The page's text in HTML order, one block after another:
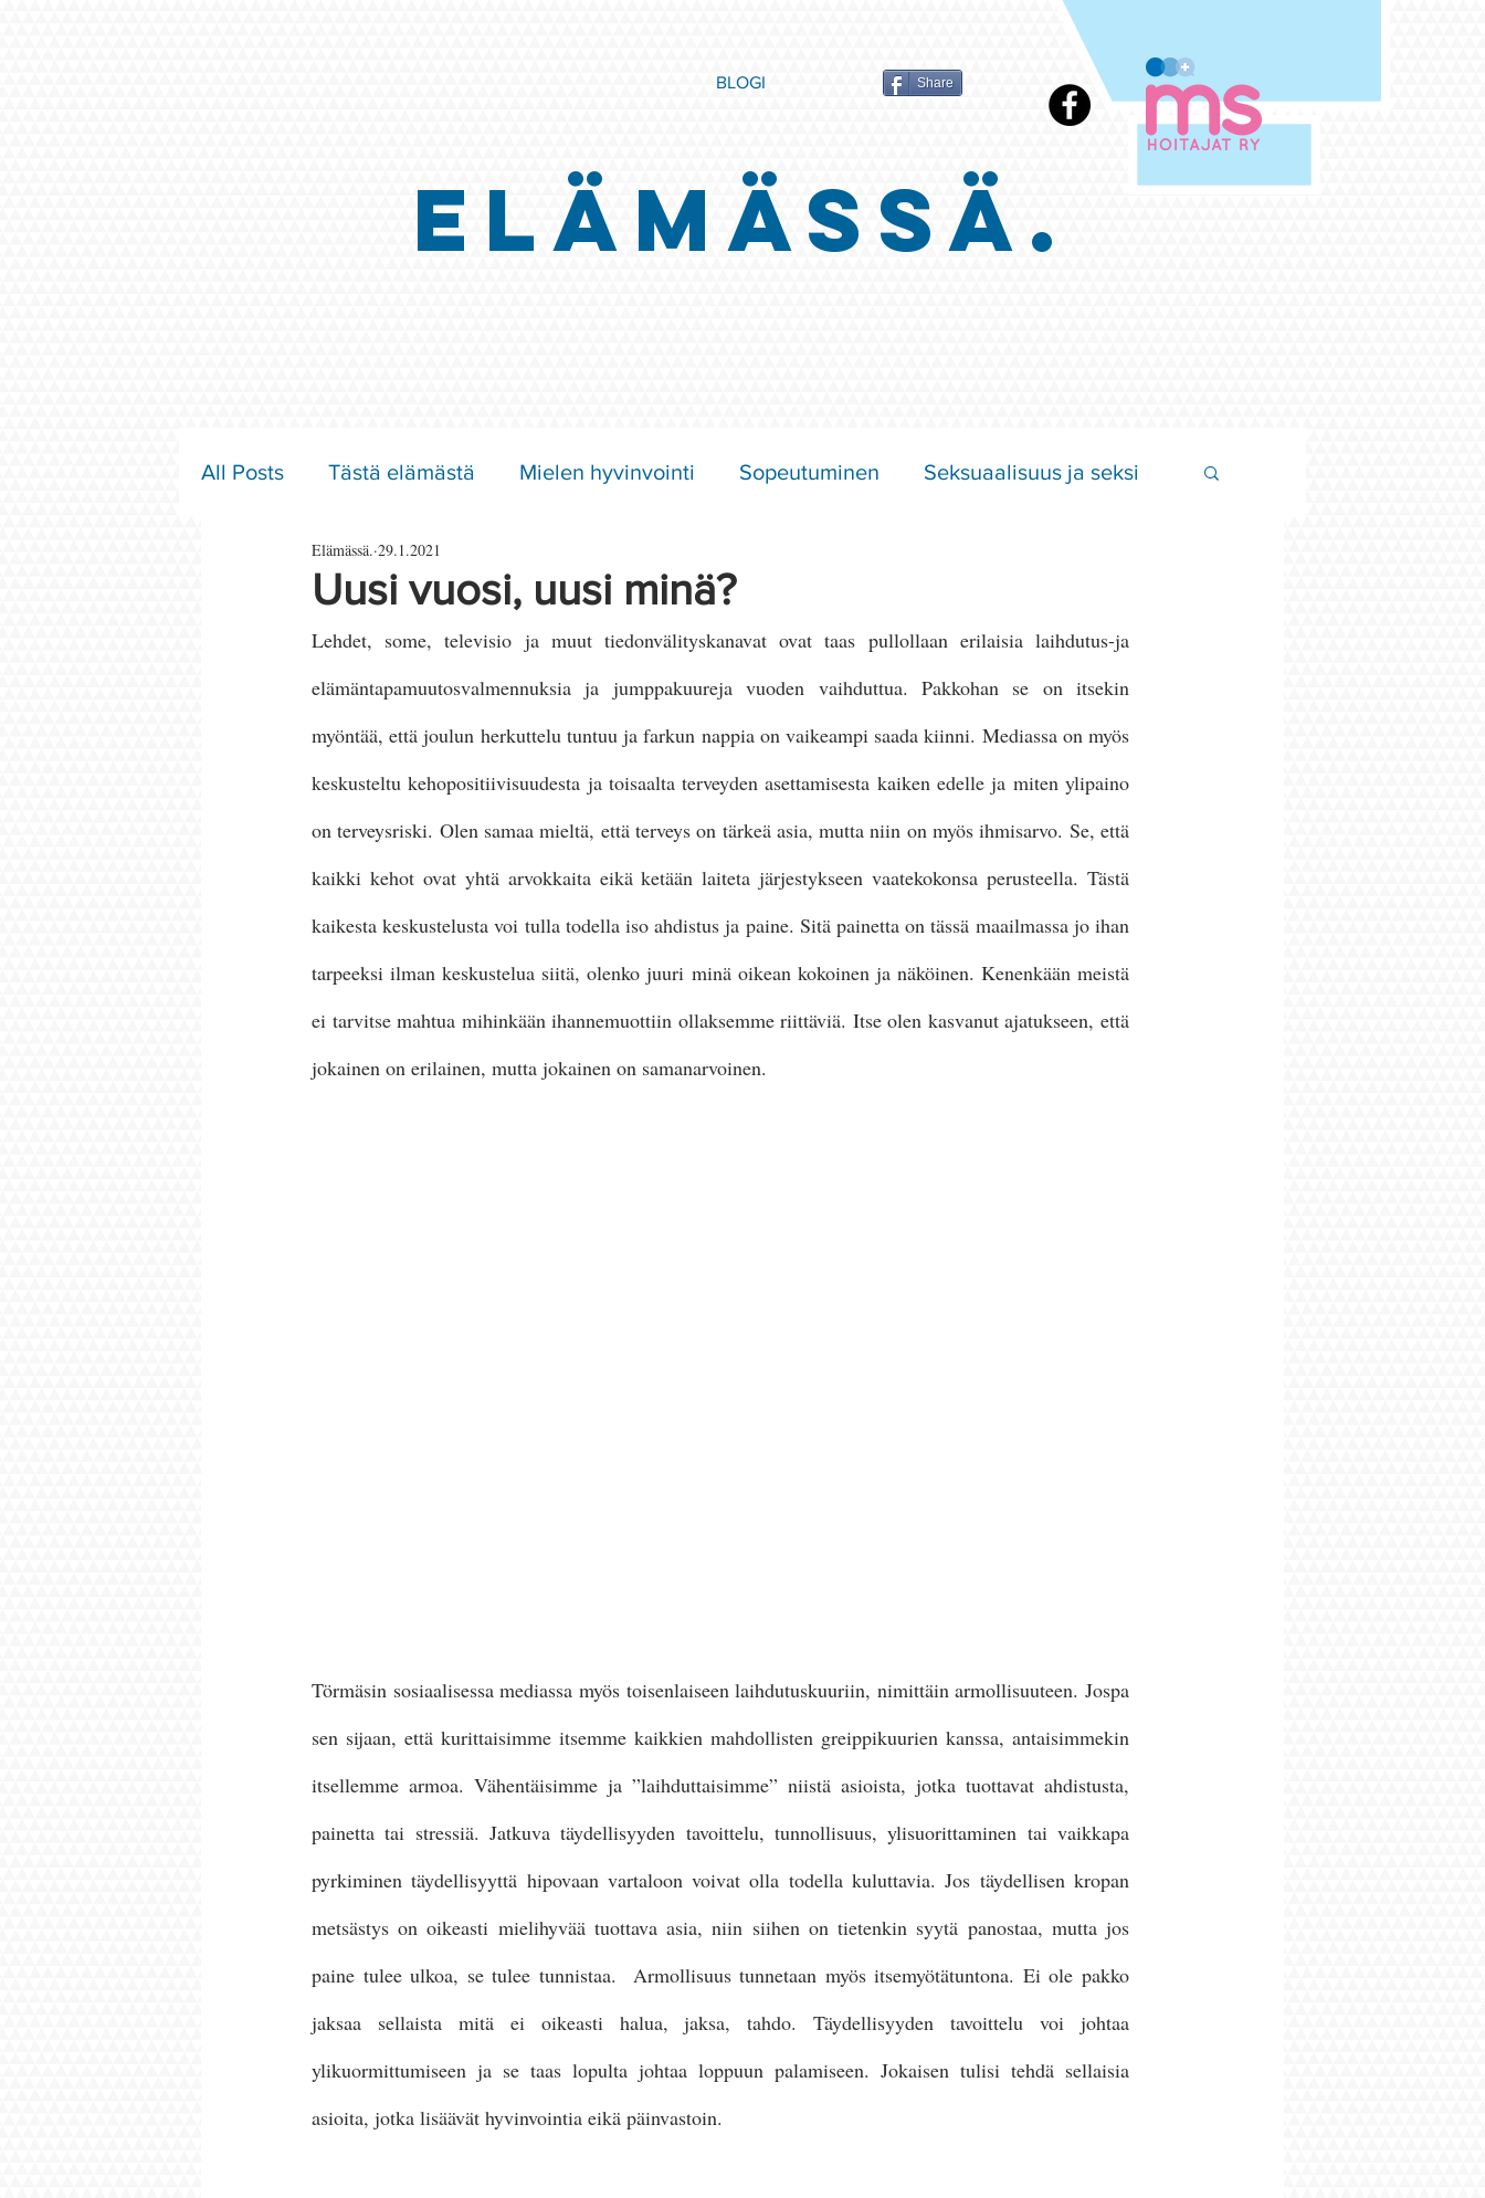
BLOGI Share
ELÄMÄSSÄ.
All Posts Tästä elämästä Mielen hyvinvointi Sopeutuminen Seksuaalisuus ja seksi
Parisuhde ja rakkaus
Uusi vuosi, uusi minä?
Elämässä. 29.1.2021
Lehdet, some, televisio ja muut tiedonvälityskanavat ovat taas pullollaan erilaisia laihdutus-ja
elämäntapamuutosvalmennuksia ja jumppakuureja vuoden vaihduttua. Pakkohan se on itsekin
myöntää, että joulun herkuttelu tuntuu ja farkun nappia on vaikeampi saada kiinni. Mediassa on myös
keskusteltu kehopositiivisuudesta ja toisaalta terveyden asettamisesta kaiken edelle ja miten ylipaino
on terveysriski. Olen samaa mieltä, että terveys on tärkeä asia, mutta niin on myös ihmisarvo. Se, että
kaikki kehot ovat yhtä arvokkaita eikä ketään laiteta järjestykseen vaatekokonsa perusteella. Tästä
kaikesta keskustelusta voi tulla todella iso ahdistus ja paine. Sitä painetta on tässä maailmassa jo ihan
tarpeeksi ilman keskustelua siitä, olenko juuri minä oikean kokoinen ja näköinen. Kenenkään meistä
ei tarvitse mahtua mihinkään ihannemuottiin ollaksemme riittäviä. Itse olen kasvanut ajatukseen, että
jokainen on erilainen, mutta jokainen on samanarvoinen.
Törmäsin sosiaalisessa mediassa myös toisenlaiseen laihdutuskuuriin, nimittäin armollisuuteen. Jospa
sen sijaan, että kurittaisimme itsemme kaikkien mahdollisten greippikuurien kanssa, antaisimmekin
itsellemme armoa. Vähentäisimme ja ”laihduttaisimme” niistä asioista, jotka tuottavat ahdistusta,
painetta tai stressiä. Jatkuva täydellisyyden tavoittelu, tunnollisuus, ylisuorittaminen tai vaikkapa
pyrkiminen täydellisyyttä hipovaan vartaloon voivat olla todella kuluttavia. Jos täydellisen kropan
metsästys on oikeasti mielihyvää tuottava asia, niin siihen on tietenkin syytä panostaa, mutta jos
paine tulee ulkoa, se tulee tunnistaa.  Armollisuus tunnetaan myös itsemyötätuntona. Ei ole pakko
jaksaa sellaista mitä ei oikeasti halua, jaksa, tahdo. Täydellisyyden tavoittelu voi johtaa
ylikuormittumiseen ja se taas lopulta johtaa loppuun palamiseen. Jokaisen tulisi tehdä sellaisia
asioita, jotka lisäävät hyvinvointia eikä päinvastoin.